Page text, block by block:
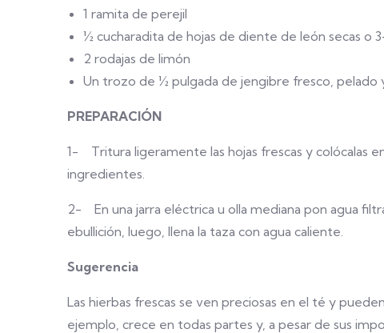
1 ramita de perejil
½ cucharadita de hojas de diente de león secas o
2 rodajas de limón
Un trozo de ½ pulgada de jengibre fresco, pelado
PREPARACIÓN
1- Tritura ligeramente las hojas frescas y colócalas
ingredientes.
2- En una jarra eléctrica u olla mediana pon agua
ebullición, luego, llena la taza con agua caliente.
Sugerencia
Las hierbas frescas se ven preciosas en el té y
ejemplo, crece en todas partes y, a pesar de sus